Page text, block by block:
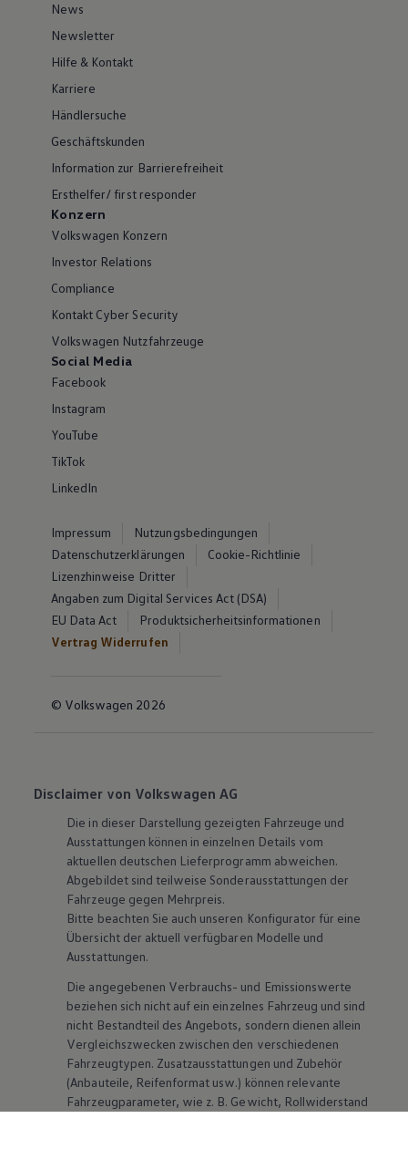
News
Newsletter
Hilfe & Kontakt
Karriere
Händlersuche
Geschäftskunden
Information zur Barrierefreiheit
Ersthelfer/ first responder
Konzern
Volkswagen Konzern
Investor Relations
Compliance
Kontakt Cyber Security
Volkswagen Nutzfahrzeuge
Social Media
Facebook
Instagram
YouTube
TikTok
LinkedIn
Impressum
Nutzungsbedingungen
Datenschutzerklärungen
Cookie-Richtlinie
Lizenzhinweise Dritter
Angaben zum Digital Services Act (DSA)
EU Data Act
Produktsicherheitsinformationen
Vertrag Widerrufen
© Volkswagen 2026
Disclaimer von Volkswagen AG
Die in dieser Darstellung gezeigten Fahrzeuge und
Ausstattungen können in einzelnen Details vom
aktuellen deutschen Lieferprogramm abweichen.
Abgebildet sind teilweise Sonderausstattungen der
Fahrzeuge gegen Mehrpreis.
Bitte beachten Sie auch unseren Konfigurator für eine
Übersicht der aktuell verfügbaren Modelle und
Ausstattungen.
Die angegebenen Verbrauchs- und Emissionswerte
beziehen sich nicht auf ein einzelnes Fahrzeug und sind
nicht Bestandteil des Angebots, sondern dienen allein
Vergleichszwecken zwischen den verschiedenen
Fahrzeugtypen. Zusatzausstattungen und Zubehör
(Anbauteile, Reifenformat usw.) können relevante
Fahrzeugparameter, wie z. B. Gewicht, Rollwiderstand